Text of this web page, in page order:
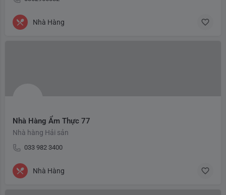
Nhà Hàng
Nhà Hàng Ẩm Thực 77
Nhà hàng Hải sản
033 982 3400
Nhà Hàng